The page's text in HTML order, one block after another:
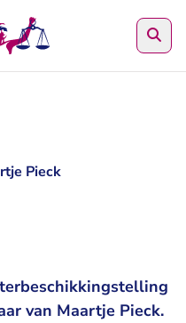
Pieck
van Maartje Pieck.